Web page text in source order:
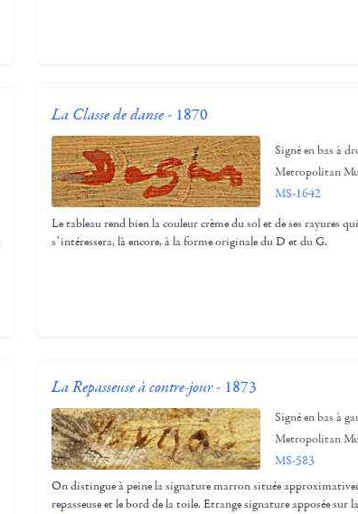
La Classe de danse- 1870
Signé en bas à
Metropolitan
MS-1642
Le tableau rend bien la couleur crème du sol et de ses rayures
s’intéressera, là encore, à la forme originale du D et du G.
La Repasseuse à contre-jour- 1873
Signé en bas à
Metropolitan
MS-583
On distingue à peine la signature marron située
repasseuse et le bord de la toile. Etrange signature apposée